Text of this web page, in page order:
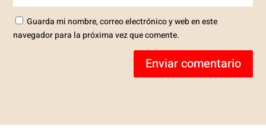
Guarda mi nombre, correo electrónico y web en este
navegador para la próxima vez que comente.
Enviar comentario